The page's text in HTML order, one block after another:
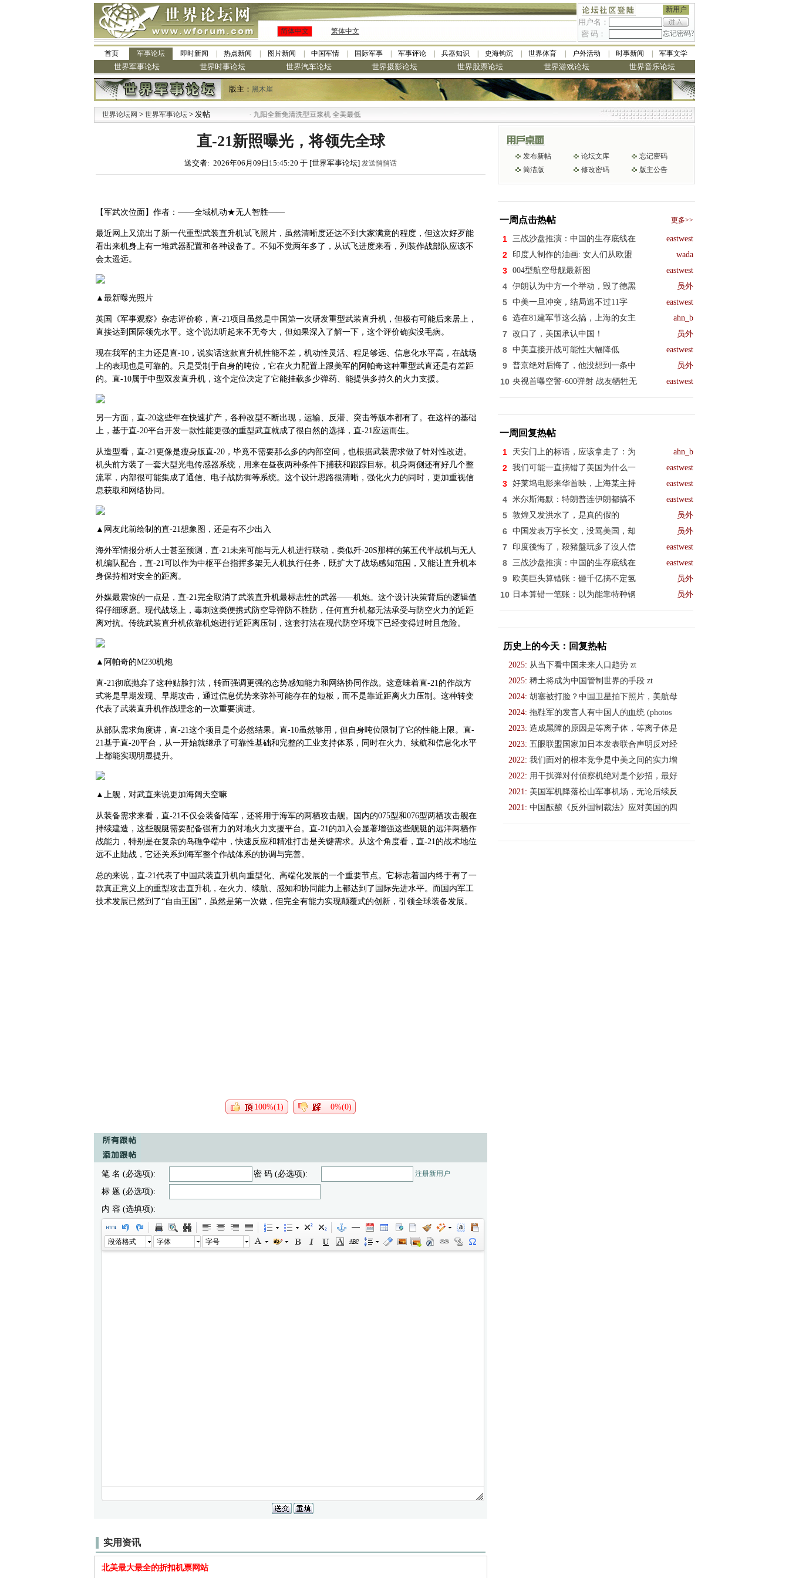
新用户
用户名：
密 码：
忘记密码?
简体中文 繁体中文
首页 军事论坛 即时新闻 热点新闻 图片新闻 中国军情 国际军事 军事评论 兵器知识 史海钩沉 世界体育 户外活动 时事新闻 军事文学
世界军事论坛 世界时事论坛 世界汽车论坛 世界摄影论坛 世界股票论坛 世界游戏论坛 世界音乐论坛
版主： 黑木崖
世界论坛网 > 世界军事论坛 > 发帖 九阳全新免清洗型豆浆机 全美最低
直-21新照曝光，将领先全球
送交者: 2026年06月09日15:45:20 于 [世界军事论坛] 发送悄悄话
【军武次位面】作者：——全域机动★无人智胜——
最近网上又流出了新一代重型武装直升机试飞照片，虽然清晰度还达不到大家满意的程度，但这次好歹能
看出来机身上有一堆武器配置和各种设备了。不知不觉两年多了，从试飞进度来看，列装作战部队应该不
会太遥远。
▲最新曝光照片
英国《军事观察》杂志评价称，直-21项目虽然是中国第一次研发重型武装直升机，但极有可能后来居上，
直接达到国际领先水平。这个说法听起来不无夸大，但如果深入了解一下，这个评价确实没毛病。
现在我军的主力还是直-10，说实话这款直升机性能不差，机动性灵活、程足够远、信息化水平高，在战场
上的表现也是可靠的。只是受制于自身的吨位，它在火力配置上跟美军的阿帕奇这种重型武直还是有差距
的。直-10属于中型双发直升机，这个定位决定了它能挂载多少弹药、能提供多持久的火力支援。
另一方面，直-20这些年在快速扩产，各种改型不断出现，运输、反潜、突击等版本都有了。在这样的基础
上，基于直-20平台开发一款性能更强的重型武直就成了很自然的选择，直-21应运而生。
从造型看，直-21更像是瘦身版直-20，毕竟不需要那么多的内部空间，也根据武装需求做了针对性改进。
机头前方装了一套大型光电传感器系统，用来在昼夜两种条件下捕获和跟踪目标。机身两侧还有好几个整
流罩，内部很可能集成了通信、电子战防御等系统。这个设计思路很清晰，强化火力的同时，更加重视信
息获取和网络协同。
▲网友此前绘制的直-21想象图，还是有不少出入
海外军情报分析人士甚至预测，直-21未来可能与无人机进行联动，类似歼-20S那样的第五代半战机与无人
机编队配合，直-21可以作为中枢平台指挥多架无人机执行任务，既扩大了战场感知范围，又能让直升机本
身保持相对安全的距离。
外媒最震惊的一点是，直-21完全取消了武装直升机最标志性的武器——机炮。这个设计决策背后的逻辑值
得仔细琢磨。现代战场上，毒刺这类便携式防空导弹防不胜防，任何直升机都无法承受与防空火力的近距
离对抗。传统武装直升机依靠机炮进行近距离压制，这套打法在现代防空环境下已经变得过时且危险。
▲阿帕奇的M230机炮
直-21彻底抛弃了这种贴脸打法，转而强调更强的态势感知能力和网络协同作战。这意味着直-21的作战方
式将是早期发现、早期攻击，通过信息优势来弥补可能存在的短板，而不是靠近距离火力压制。这种转变
代表了武装直升机作战理念的一次重要演进。
从部队需求角度讲，直-21这个项目是个必然结果。直-10虽然够用，但自身吨位限制了它的性能上限。直-
21基于直-20平台，从一开始就继承了可靠性基础和完整的工业支持体系，同时在火力、续航和信息化水平
上都能实现明显提升。
▲上舰，对武直来说更加海阔天空嘛
从装备需求来看，直-21不仅会装备陆军，还将用于海军的两栖攻击舰。国内的075型和076型两栖攻击舰在
持续建造，这些舰艇需要配备强有力的对地火力支援平台。直-21的加入会显著增强这些舰艇的远洋两栖作
战能力，特别是在复杂的岛礁争端中，快速反应和精准打击是关键需求。从这个角度看，直-21的战术地位
远不止陆战，它还关系到海军整个作战体系的协调与完善。
总的来说，直-21代表了中国武装直升机向重型化、高端化发展的一个重要节点。它标志着国内终于有了一
款真正意义上的重型攻击直升机，在火力、续航、感知和协同能力上都达到了国际先进水平。而国内军工
技术发展已然到了“自由王国”，虽然是第一次做，但完全有能力实现颠覆式的创新，引领全球装备发展。
100%(1) 0%(0)
笔 名 (必选项): 密 码 (必选项): 注册新用户
标 题 (必选项):
内 容 (选填项):
段落格式 字体 字号
实用资讯
北美最大最全的折扣机票网站
发布新帖 论坛文库
忘记密码
简洁版
修改密码 版主公告
一周点击热帖 更多>>
1 三战沙盘推演：中国的生存底线在 eastwest
2 印度人制作的油画: 女人们从欧盟 wada
3 004型航空母舰最新图 eastwest
4 伊朗认为中方一个举动，毁了德黑 员外
5 中美一旦冲突，结局逃不过11字 eastwest
6 选在81建军节这么搞，上海的女主 ahn_b
7 改口了，美国承认中国！ 员外
8 中美直接开战可能性大幅降低 eastwest
9 普京绝对后悔了，他没想到一条中 员外
10 央视首曝空警-600弹射 战友牺牲无 eastwest
一周回复热帖
1 天安门上的标语，应该拿走了：为 ahn_b
2 我们可能一直搞错了美国为什么一 eastwest
3 好莱坞电影来华首映，上海某主持 eastwest
4 米尔斯海默：特朗普连伊朗都搞不 eastwest
5 敦煌又发洪水了，是真的假的 员外
6 中国发表万字长文，没骂美国，却 员外
7 印度後悔了，殺豬盤玩多了沒人信 eastwest
8 三战沙盘推演：中国的生存底线在 eastwest
9 欧美巨头算错账：砸千亿搞不定氢 员外
10 日本算错一笔账：以为能靠特种钢 员外
历史上的今天：回复热帖
2025: 从当下看中国未来人口趋势 zt
2025: 稀土将成为中国管制世界的手段 zt
2024: 胡塞被打脸？中国卫星拍下照片，美航母
2024: 拖鞋军的发言人有中国人的血统 (photos
2023: 造成黑障的原因是等离子体，等离子体是
2023: 五眼联盟国家加日本发表联合声明反对经
2022: 我们面对的根本竞争是中美之间的实力增
2022: 用干扰弹对付侦察机绝对是个妙招，最好
2021: 美国军机降落松山军事机场，无论后续反
2021: 中国酝酿《反外国制裁法》应对美国的四